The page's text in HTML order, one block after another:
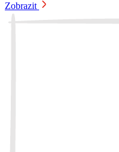
Zobrazit